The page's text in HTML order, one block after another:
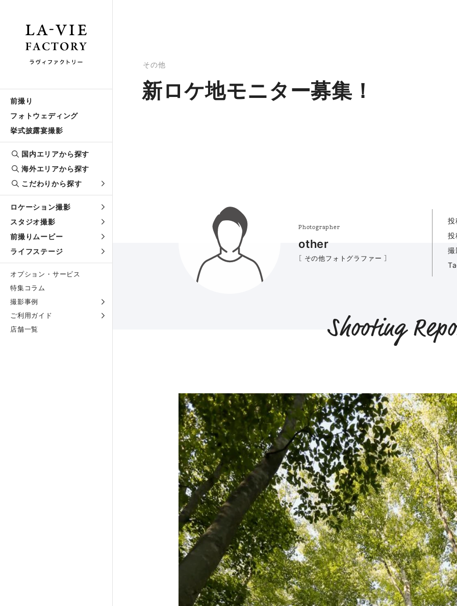
前撮り
フォトウェディング
挙式披露宴撮影
国内エリアから探す
海外エリアから探す
こだわりから探す
ロケーション撮影
スタジオ撮影
前撮りムービー
ライフステージ
オプション・サービス
特集コラム
撮影事例
ご利用ガイド
店舗一覧
その他
新ロケ地モニター募集！
Photographer
other
［ その他フォトグラファー ］
投
投
撮
Shooting